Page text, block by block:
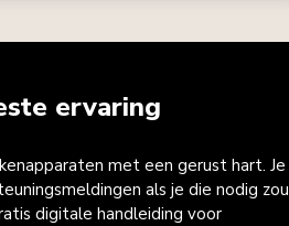
ervaring
met een gerust hart. Je
als je die nodig zou
digitale handleiding voor